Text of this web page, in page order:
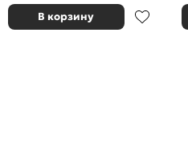
В корзину